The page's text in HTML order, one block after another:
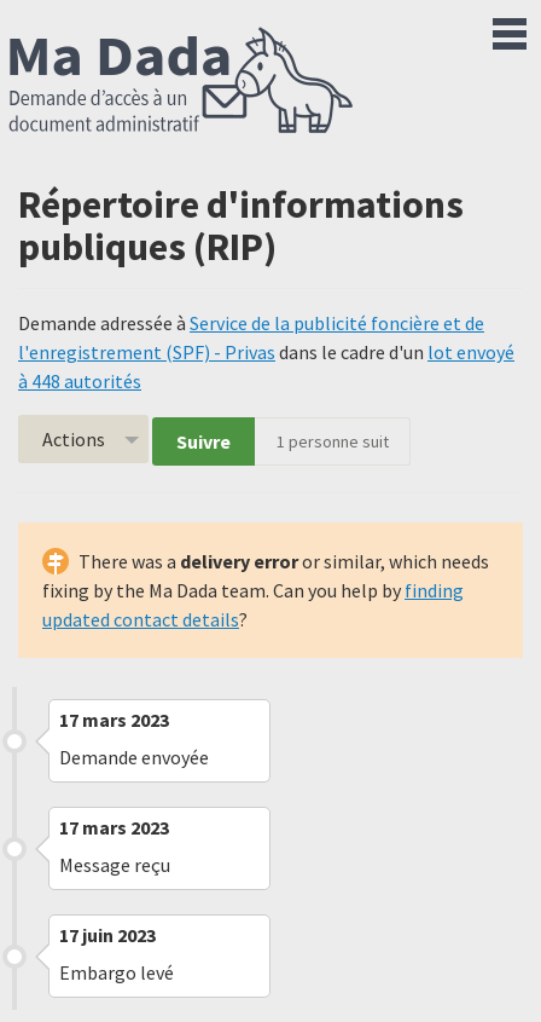
Répertoire d'informations
publiques (RIP)
Demande adressée à Service de la publicité foncière et de
l'enregistrement (SPF) - Privas dans le cadre d'un lot envoyé
à 448 autorités
Actions Suivre 1 personne suit
There was a delivery erroror similar, which needs
fixing by the Ma Dada team. Can you help by finding
updated contact details?
17 mars 2023
Demande envoyée
17 mars 2023
Message reçu
17 juin 2023
Embargo levé